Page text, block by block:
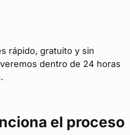
rápido, gratuito y sin
dentro de 24 horas
el proceso